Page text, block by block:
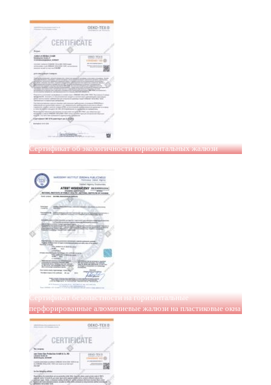
Сертификат об экологичности горизонтальных жалюзи
Сертификат безопастности на горизонтальные
перфорированные алюминиевые жалюзи на пластиковые окна